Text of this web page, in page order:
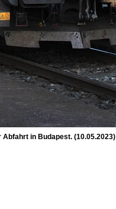
in Budapest. (10.05.2023)